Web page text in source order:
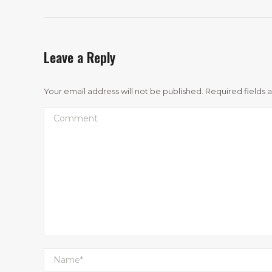
Leave a Reply
Your email address will not be published. Required fields
Comment
Name *